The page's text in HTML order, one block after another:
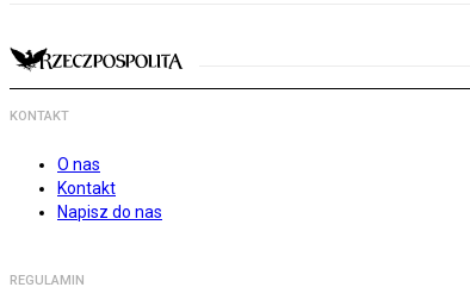
KONTAKT
O nas
Kontakt
Napisz do nas
REGULAMIN